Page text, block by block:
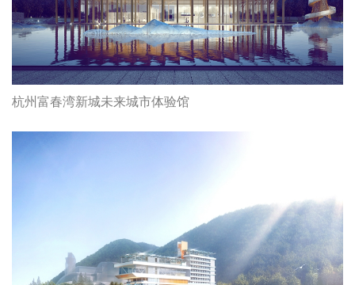
杭州富春湾新城未来城市体验馆